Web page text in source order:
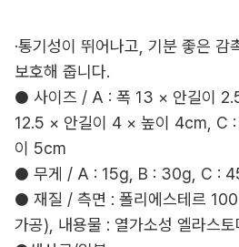
·통기성이 뛰어나고, 기분 좋은 감
보호해 줍니다.
● 사이즈 / A : 폭 13 × 안길이
12.5 × 안길이 4 × 높이 4cm, C
이 5cm
● 무게 / A : 15g, B : 30g, C :
● 재질 / 측면 : 폴리에스테르
가공), 내용물 : 열가소성 엘라스